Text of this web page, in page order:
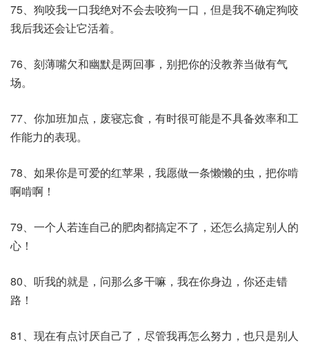
75、狗咬我一口我绝对不会去咬狗一口，但是我不确定狗咬
我后我还会让它活着。
76、刻薄嘴欠和幽默是两回事，别把你的没教养当做有气
场。
77、你加班加点，废寝忘食，有时很可能是不具备效率和工
作能力的表现。
78、如果你是可爱的红苹果，我愿做一条懒懒的虫，把你啃
啊啃啊！
79、一个人若连自己的肥肉都搞定不了，还怎么搞定别人的
心！
80、听我的就是，问那么多干嘛，我在你身边，你还走错
路！
81、现在有点讨厌自己了，尽管我再怎么努力，也只是别人